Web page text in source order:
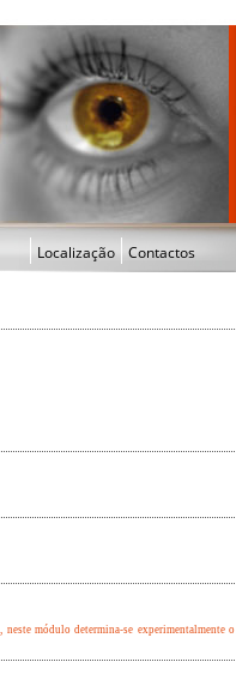
Contactos
Localização
módulo determina-se experimentalmente o